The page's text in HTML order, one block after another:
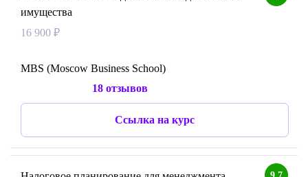
имущества
16 900 ₽
MBS (Moscow Business School)
18 отзывов
Ссылка на курс
9,7